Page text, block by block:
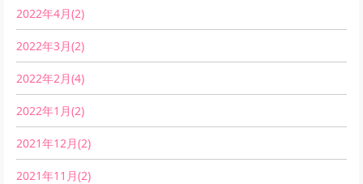
2022年4月(2)
2022年3月(2)
2022年2月(4)
2022年1月(2)
2021年12月(2)
2021年11月(2)